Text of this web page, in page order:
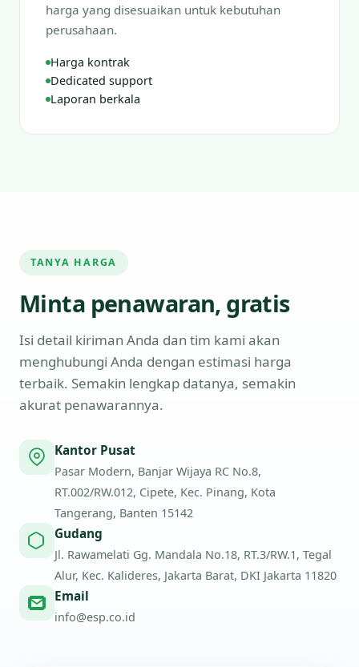
harga yang disesuaikan untuk kebutuhan
perusahaan.
Harga kontrak
Dedicated support
Laporan berkala
TANYA HARGA
Minta penawaran, gratis
Isi detail kiriman Anda dan tim kami akan
menghubungi Anda dengan estimasi harga
terbaik. Semakin lengkap datanya, semakin
akurat penawarannya.
Kantor Pusat
Pasar Modern, Banjar Wijaya RC No.8,
RT.002/RW.012, Cipete, Kec. Pinang, Kota
Tangerang, Banten 15142
Gudang
Jl. Rawamelati Gg. Mandala No.18, RT.3/RW.1, Tegal
Alur, Kec. Kalideres, Jakarta Barat, DKI Jakarta 11820
Email
info@esp.co.id